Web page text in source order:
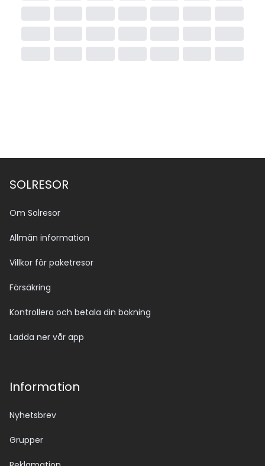
SOLRESOR
Om Solresor
Allmän information
Villkor för paketresor
Försäkring
Kontrollera och betala din bokning
Ladda ner vår app
Information
Nyhetsbrev
Grupper